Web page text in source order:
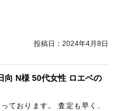
投稿日： 2024年4月8日
向 N様 50代女性 ロエベの
ております。 査定も早く、